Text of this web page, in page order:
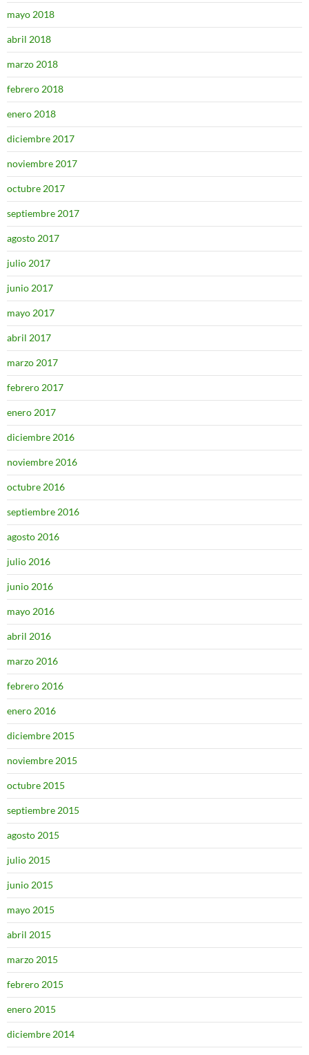
mayo 2018
abril 2018
marzo 2018
febrero 2018
enero 2018
diciembre 2017
noviembre 2017
octubre 2017
septiembre 2017
agosto 2017
julio 2017
junio 2017
mayo 2017
abril 2017
marzo 2017
febrero 2017
enero 2017
diciembre 2016
noviembre 2016
octubre 2016
septiembre 2016
agosto 2016
julio 2016
junio 2016
mayo 2016
abril 2016
marzo 2016
febrero 2016
enero 2016
diciembre 2015
noviembre 2015
octubre 2015
septiembre 2015
agosto 2015
julio 2015
junio 2015
mayo 2015
abril 2015
marzo 2015
febrero 2015
enero 2015
diciembre 2014